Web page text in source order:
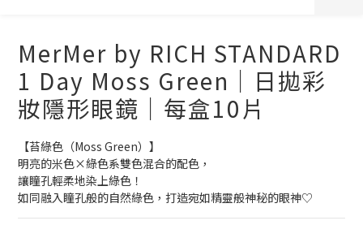
MerMer by RICH STANDARD
1 Day Moss Green｜日拋彩
妝隱形眼鏡｜每盒10片
【苔綠色（Moss Green）】
明亮的米色×綠色系雙色混合的配色，
讓瞳孔輕柔地染上綠色！
如同融入瞳孔般的自然綠色，打造宛如精靈般神秘的眼神♡